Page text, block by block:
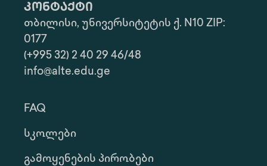
კონტაქტი
თბილისი, უნივერსიტეტის ქ. N10 ZIP:
0177
(+995 32) 2 40 29 46/48
info@alte.edu.ge
FAQ
Სკოლები
Გამოყენების Პირობები